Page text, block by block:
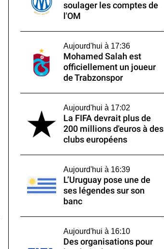
soulager les comptes de
l'OM
Aujourd'hui à 17:36
Mohamed Salah est
officiellement un joueur
de Trabzonspor
Aujourd'hui à 17:02
La FIFA devrait plus de
200 millions d'euros à des
clubs européens
Aujourd'hui à 16:39
L’Uruguay pose une de
ses légendes sur son
banc
Aujourd'hui à 16:10
Des organisations pour